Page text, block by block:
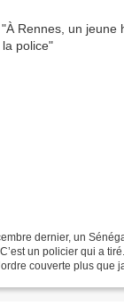
dernier, un
un policier qui a
couverte plus que